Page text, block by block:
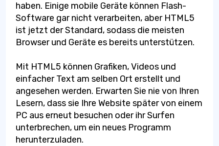
haben. Einige mobile Geräte können Flash-
Software gar nicht verarbeiten, aber HTML5
ist jetzt der Standard, sodass die meisten
Browser und Geräte es bereits unterstützen.
Mit HTML5 können Grafiken, Videos und
einfacher Text am selben Ort erstellt und
angesehen werden. Erwarten Sie nie von Ihren
Lesern, dass sie Ihre Website später von einem
PC aus erneut besuchen oder ihr Surfen
unterbrechen, um ein neues Programm
herunterzuladen.